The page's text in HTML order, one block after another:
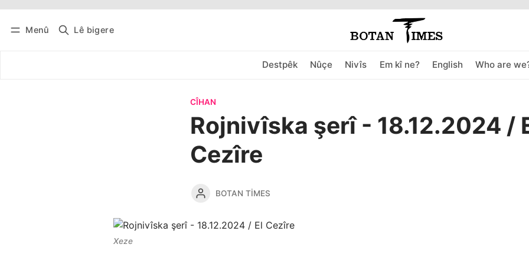
Menû Lê bigere
Destpêk Nûçe Nivîs Em kî ne? English Who are
Têkevê Bûltena belaş bistîne
CÎHAN
Rojnivîska şerî - 18.12.2024 /
Cezîre
BOTAN TIMES
Xeze